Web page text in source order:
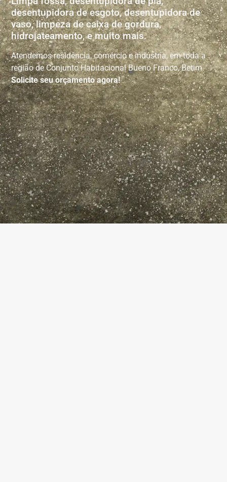
desentupidora de esgoto, desentupidora de
vaso, limpeza de caixa de gordura,
hidrojateamento, e muito mais.
Atendemos residência, comércio e indústria, em toda a
região de Conjunto Habitacional Bueno Franco, Betim.
Solicite seu orçamento agora!